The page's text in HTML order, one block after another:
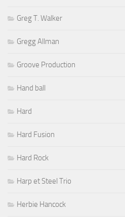
Greg T. Walker
Gregg Allman
Groove Production
Hand ball
Hard
Hard Fusion
Hard Rock
Harp et Steel Trio
Herbie Hancock